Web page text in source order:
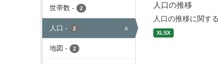
世帯数 - 2
人口 - 2 x
地図 - 2
人口の推移
人口の推移に関す
XLSX